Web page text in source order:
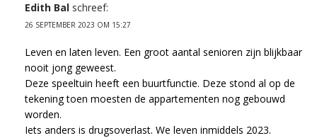
Edith Bal schreef:
26 SEPTEMBER 2023 OM 15:27
Leven en laten leven. Een groot aantal senioren zijn blijkbaar
nooit jong geweest.
Deze speeltuin heeft een buurtfunctie. Deze stond al op de
tekening toen moesten de appartementen nog gebouwd
worden.
Iets anders is drugsoverlast. We leven inmiddels 2023.